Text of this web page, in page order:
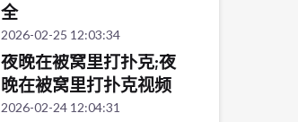
全
2026-02-25 12:03:34
夜晚在被窝里打扑克;夜
晚在被窝里打扑克视频
2026-02-24 12:04:31